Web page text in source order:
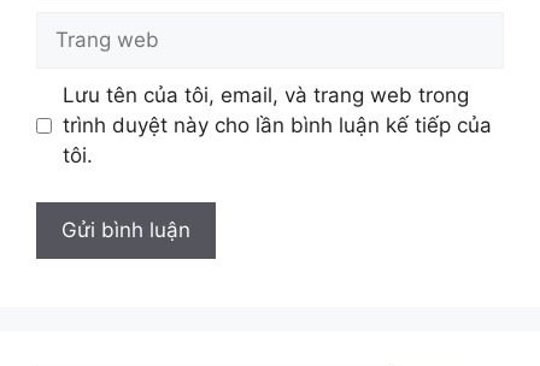
Trang
Lưu tên của tôi, email, và trang web trong
trình duyệt này cho lần bình luận kế tiếp của
tôi.